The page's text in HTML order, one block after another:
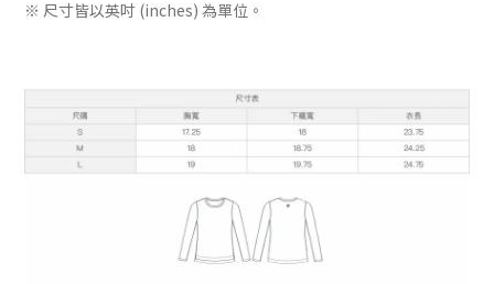
※ 尺寸皆以英吋 (inches) 為單位。